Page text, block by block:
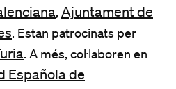
, Ajuntament de
. Estan patrocinats per
. A més, col·laboren en
Española de